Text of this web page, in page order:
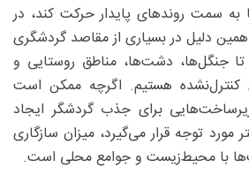
به سمت روندهای پایدار حرکت کند، در
دلیل در بسیاری از مقاصد گردشگری
تا جنگل‌ها، دشت‌ها، مناطق روستایی و
کنترل‌نشده‌ هستیم. اگرچه ممکن است
برای جذب گردشگر ایجاد
مورد توجه قرار می‌گیرد، میزان سازگاری
با محیط‌زیست و جوامع محلی است.